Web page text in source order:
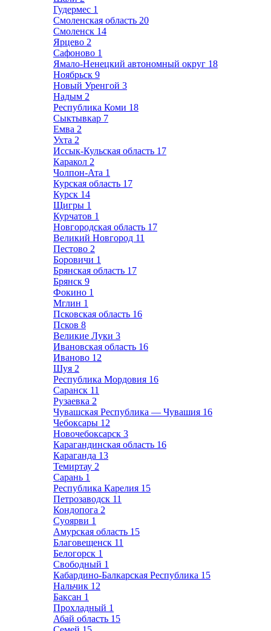
Гудермес 1
Смоленская область 20
Смоленск 14
Ярцево 2
Сафоново 1
Ямало-Ненецкий автономный округ 18
Ноябрьск 9
Новый Уренгой 3
Надым 2
Республика Коми 18
Сыктывкар 7
Емва 2
Ухта 2
Иссык-Кульская область 17
Каракол 2
Чолпон-Ата 1
Курская область 17
Курск 14
Щигры 1
Курчатов 1
Новгородская область 17
Великий Новгород 11
Пестово 2
Боровичи 1
Брянская область 17
Брянск 9
Фокино 1
Мглин 1
Псковская область 16
Псков 8
Великие Луки 3
Ивановская область 16
Иваново 12
Шуя 2
Республика Мордовия 16
Саранск 11
Рузаевка 2
Чувашская Республика — Чувашия 16
Чебоксары 12
Новочебоксарск 3
Карагандинская область 16
Караганда 13
Темиртау 2
Сарань 1
Республика Карелия 15
Петрозаводск 11
Кондопога 2
Суоярви 1
Амурская область 15
Благовещенск 11
Белогорск 1
Свободный 1
Кабардино-Балкарская Республика 15
Нальчик 12
Баксан 1
Прохладный 1
Абай область 15